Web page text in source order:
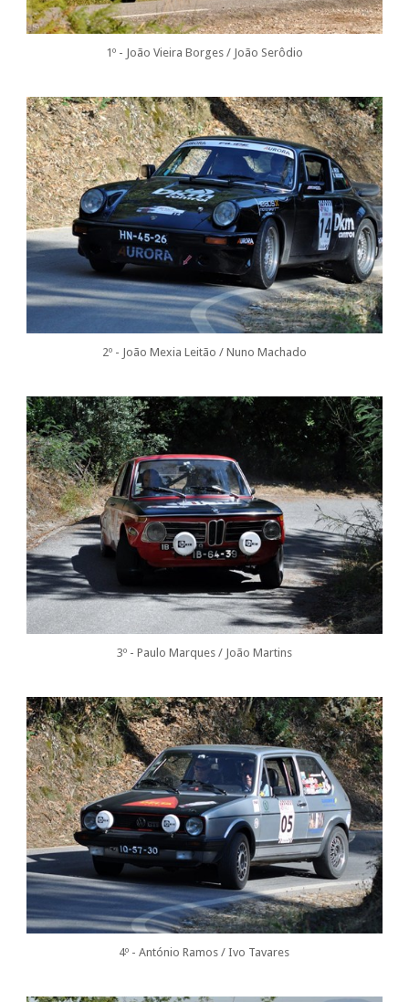
1º - João Vieira Borges / João Serôdio
2º - João Mexia Leitão / Nuno Machado
3º - Paulo Marques / João Martins
4º - António Ramos / Ivo Tavares